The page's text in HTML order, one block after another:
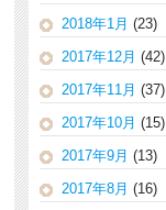
2018年1月 (23)
2017年12月 (42)
2017年11月 (37)
2017年10月 (15)
2017年9月 (13)
2017年8月 (16)